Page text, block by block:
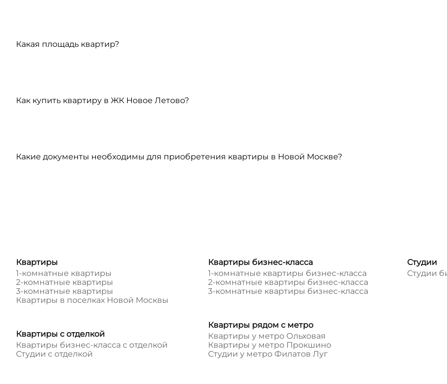
Какая площадь квартир?
Как купить квартиру в ЖК Новое Летово?
Какие документы необходимы для приобретения квартиры в Новой Москве?
Квартиры
1-комнатные квартиры
2-комнатные квартиры
3-комнатные квартиры
Квартиры в поселках Новой Москвы
Квартиры с отделкой
Квартиры бизнес-класса с отделкой
Студии с отделкой
Квартиры бизнес-класса
1-комнатные квартиры бизнес-класса
2-комнатные квартиры бизнес-класса
3-комнатные квартиры бизнес-класса
Квартиры рядом с метро
Квартиры у метро Ольховая
Квартиры у метро Прокшино
Студии у метро Филатов Луг
Студии
Студии